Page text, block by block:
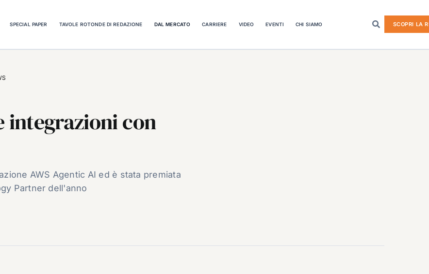
SPECIAL PAPER TAVOLE ROTONDE DI REDAZIONE DAL MERCATO CARRIERE VIDEO EVENTI CHI SIAMO SCOPRI LA
integrazioni con
AWS Agentic AI ed è stata premiata
Partner dell'anno